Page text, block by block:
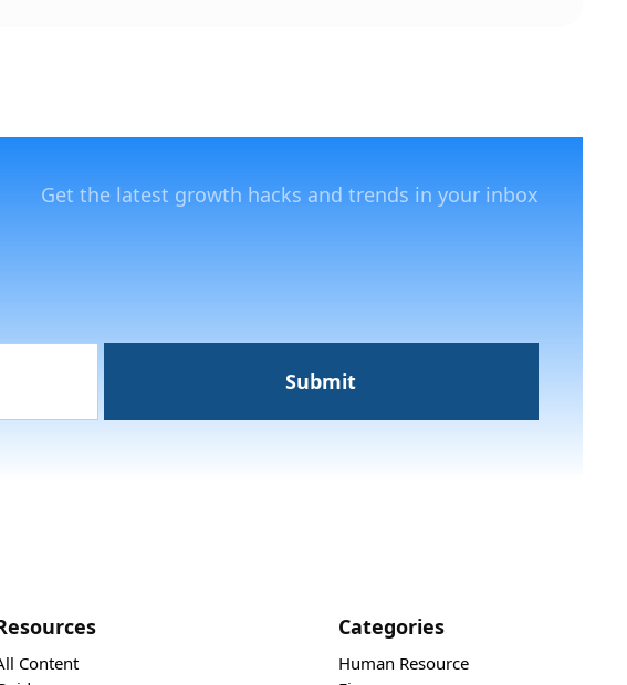
Get the latest growth hacks and trends in your inbox
Content
Categories
Human Resource